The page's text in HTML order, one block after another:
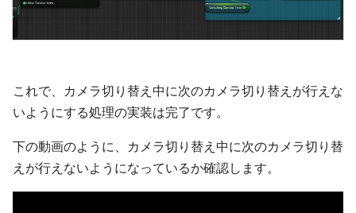
これで、カメラ切り替え中に次のカメラ切り替えが行えな
いようにする処理の実装は完了です。
下の動画のように、カメラ切り替え中に次のカメラ切り替
えが行えないようになっているか確認します。